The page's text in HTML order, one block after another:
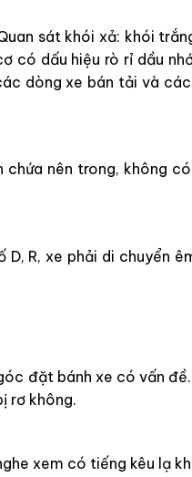
sát khói xả: khói
có dấu hiệu rò rỉ dầu
dòng xe bán tải và
nên trong, không
R, xe phải di chuyển
đặt bánh xe có vấn đề.
rơ không.
xem có tiếng kêu lạ